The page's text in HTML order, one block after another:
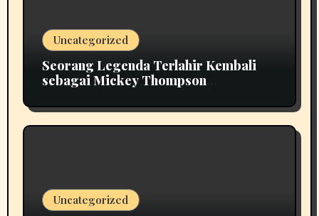
Uncategorized
Seorang Legenda Terlahir Kembali
sebagai Mickey Thompson
MT
Uncategorized